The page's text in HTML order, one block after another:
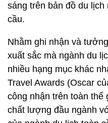
sáng trên bản đồ du
cầu.
Nhằm ghi nhận và
xuất sắc mà ngành du
nhiều hạng mục khác
Travel Awards (Oscar
công nhận trên toàn
chất lượng đầu ngành